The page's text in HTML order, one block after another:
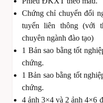
Chứng chỉ chuyển đổi
tuyển liên thông (với
chuyên ngành đào tạo)
1 Bản sao bằng tốt
chứng.
1 Bản sao bằng tốt
chứng.
4 ảnh 3×4 và 2 ảnh 4×6